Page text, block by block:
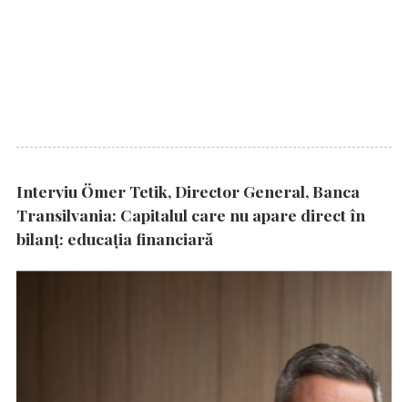
Interviu Ömer Tetik, Director General, Banca
Transilvania: Capitalul care nu apare direct în
bilanț: educația financiară